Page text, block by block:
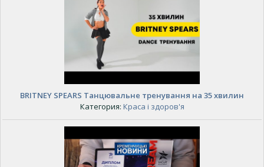
BRITNEY SPEARS Танцювальне тренування на 35 хвилин
Категория: Краса і здоров'я